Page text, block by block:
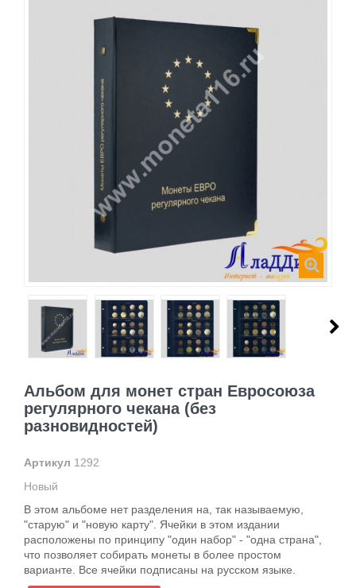
Альбом для монет стран Евросоюза
регулярного чекана (без
разновидностей)
Артикул 1292
Новый
В этом альбоме нет разделения на, так называемую,
"старую" и "новую карту". Ячейки в этом издании
расположены по принципу "один набор" - "одна страна",
что позволяет собирать монеты в более простом
варианте. Все ячейки подписаны на русском языке.